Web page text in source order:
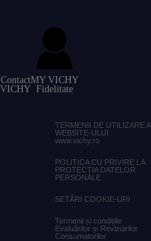
Contact
VICHY
MY VICHY
Fidelitate
TERMENII DE UTILIZARE A
WEBSITE-ULUI
www.vichy.ro
POLITICA CU PRIVIRE LA
PROTECȚIA DATELOR
PERSONALE
SETĂRI COOKIE-URI
Termenii și condițiile
Evaluărilor și Revizuirilor
Consumatorilor